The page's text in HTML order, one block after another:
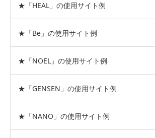
★「HEAL」の使用サイト例
★「Be」の使用サイト例
★「NOEL」の使用サイト例
★「GENSEN」の使用サイト例
★「NANO」の使用サイト例